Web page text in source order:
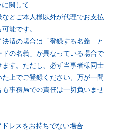
イン
関して
などご本人様以外が代理でお支払
能です。
済の場合は「登録する名義」と
ドの名義」が異なっている場合で
ます。ただし、必ず当事者様同士
た上でご登録ください。万が一問
も事務局での責任は一切負いませ
レスをお持ちでない場合